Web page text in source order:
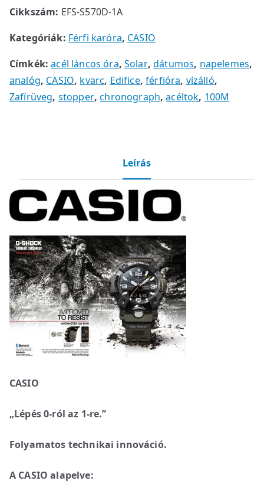
Cikkszám: EFS-S570D-1A
Kategóriák: Férfi karóra, CASIO
Címkék:acél láncos óra,Solar,dátumos, napelemes,
analóg, CASIO, kvarc, Edifice,férfióra, vízálló,
Zafírüveg, stopper,chronograph,acéltok, 100M
Leírás
CASIO
„Lépés 0-ról az 1-re.”
Folyamatos technikai innováció.
A CASIO alapelve: